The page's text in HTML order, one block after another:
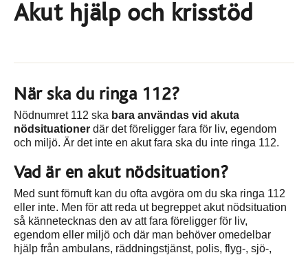
Akut hjälp och krisstöd
När ska du ringa 112?
Nödnumret 112 ska bara användas vid akuta
nödsituationer där det föreligger fara för liv, egendom
och miljö. Är det inte en akut fara ska du inte ringa 112.
Vad är en akut nödsituation?
Med sunt förnuft kan du ofta avgöra om du ska ringa 112
eller inte. Men för att reda ut begreppet akut nödsituation
så kännetecknas den av att fara föreligger för liv,
egendom eller miljö och där man behöver omedelbar
hjälp från ambulans, räddningstjänst, polis, flyg-, sjö-,